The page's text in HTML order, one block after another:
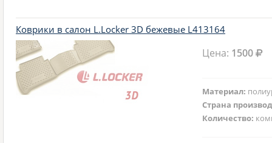
Коврики в салон L.Locker 3D бежевые L413164
Цена: 1500
Материал:
Страна
Количество: